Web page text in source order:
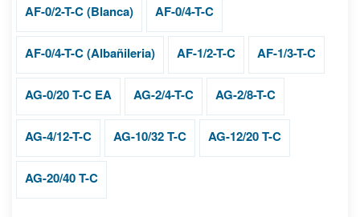
AF-0/2-T-C (Blanca) AF-0/4-T-C
AF-0/4-T-C (Albañileria) AF-1/2-T-C AF-1/3-T-C
AG-0/20 T-C EA AG-2/4-T-C AG-2/8-T-C
AG-4/12-T-C AG-10/32 T-C AG-12/20 T-C
AG-20/40 T-C